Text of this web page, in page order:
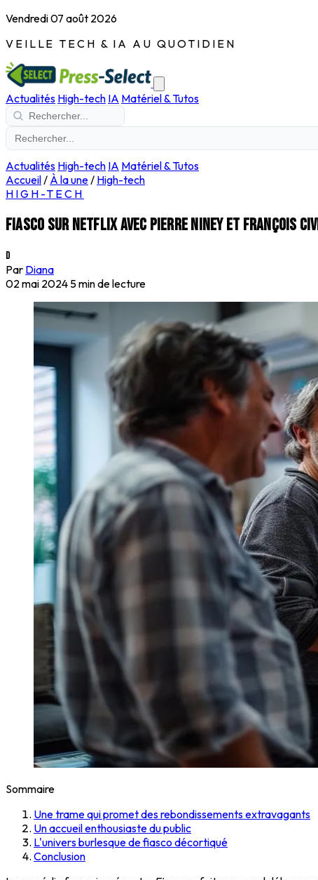
Vendredi 07 août 2026
VEILLE TECH & IA AU QUOTIDIEN
Actualités High-tech IA Matériel & Tutos
Actualités High-tech IA Matériel & Tutos
Accueil/ À la une/ High-tech
HIGH-TECH
Fiasco sur Netflix avec Pierre Niney et François
D
Par Diana
02 mai 2024 5 min de lecture
Sommaire
Une trame qui promet des rebondissements extravagants
Un accueil enthousiaste du public
L'univers burlesque de fiasco décortiqué
Conclusion